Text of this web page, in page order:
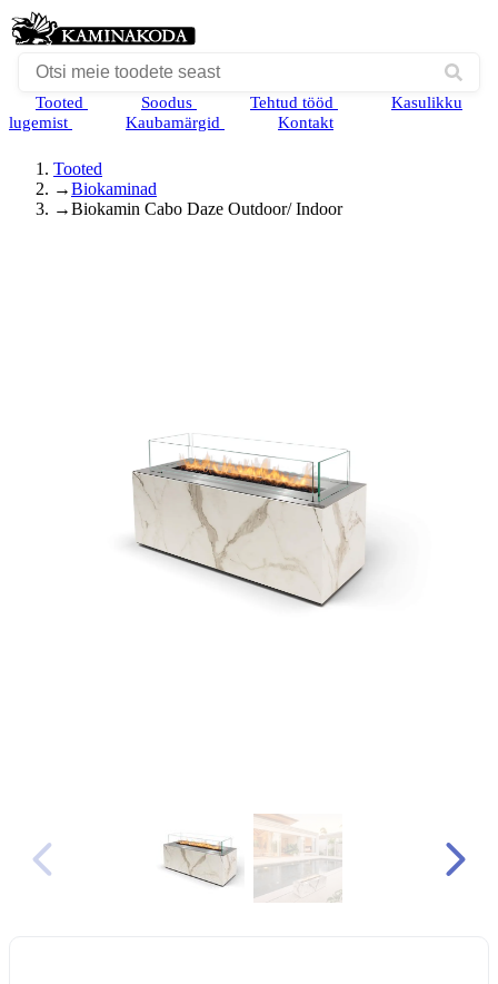
Tooted Soodus Tehtud tööd
Kasulikku
lugemist
Kaubamärgid Kontakt
Tooted
→Biokaminad
→Biokamin Cabo Daze Outdoor/ Indoor